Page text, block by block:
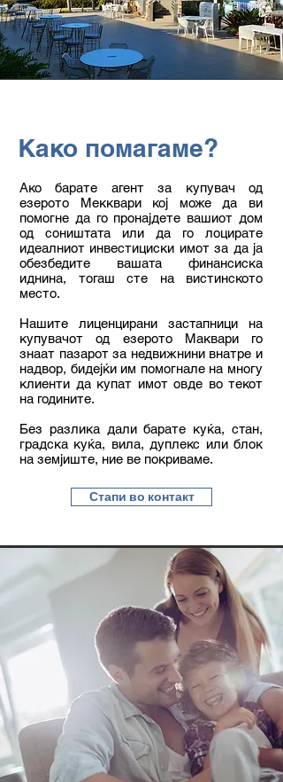
Како помагаме?
Ако барате агент за купувач од
езерото Мекквари кој може да ви
помогне да го пронајдете вашиот дом
од соништата или да го лоцирате
идеалниот инвестициски имот за да ја
обезбедите вашата финансиска
иднина, тогаш сте на вистинското
место.
Нашите лиценцирани застапници на
купувачот од езерото Маквари го
знаат пазарот за недвижнини внатре и
надвор, бидејќи им помогнале на многу
клиенти да купат имот овде во текот
на годините.
Без разлика дали барате куќа, стан,
градска куќа, вила, дуплекс или блок
на земјиште, ние ве покриваме.​
Стапи во контакт